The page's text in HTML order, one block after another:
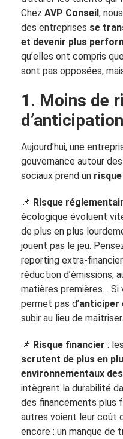
Chez AVP Conseil,
des entreprises se
et devenir plus
qu’elles ont compris que
sont pas opposées,
1. Moins de
d’anticipation
Aujourd’hui, une
gouvernance autour
sociaux prend un
📌 Risque
écologique évoluent
de plus en plus
jouent pas le jeu.
reporting extra-
réduction d’émissions,
matières premières… Si
permet pas d’anticiper
subir au lieu de maîtriser.
📌 Risque financier :
scrutent de plus en
environnementaux
intègrent la durabilité
des financements plus
autres voient leur coût
encore : un manque de